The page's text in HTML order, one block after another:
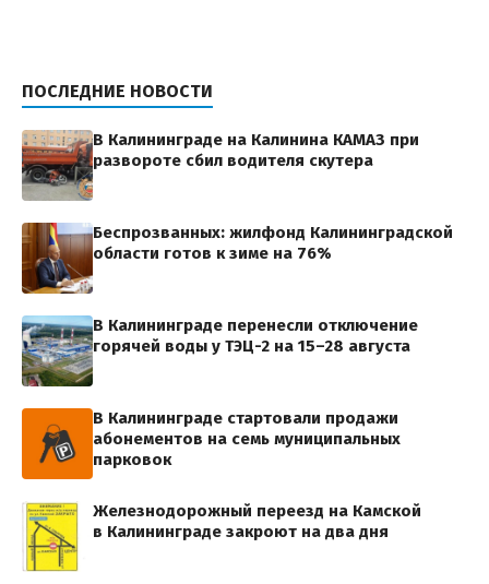
ПОСЛЕДНИЕ НОВОСТИ
В Калининграде на Калинина КАМАЗ при
развороте сбил водителя скутера
Беспрозванных: жилфонд Калининградской
области готов к зиме на 76%
В Калининграде перенесли отключение
горячей воды у ТЭЦ-2 на 15–28 августа
В Калининграде стартовали продажи
абонементов на семь муниципальных
парковок
Железнодорожный переезд на Камской
в Калининграде закроют на два дня